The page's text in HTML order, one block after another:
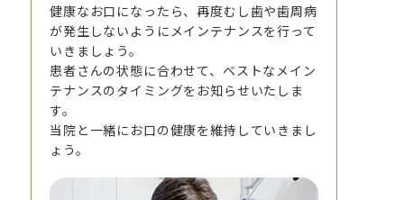
健康なお口になったら、再度むし歯や歯周病
が発生しないようにメインテナンスを行って
いきましょう。
患者さんの状態に合わせて、ベストなメイン
テナンスのタイミングをお知らせいたしま
す。
当院と一緒にお口の健康を維持していきまし
ょう。